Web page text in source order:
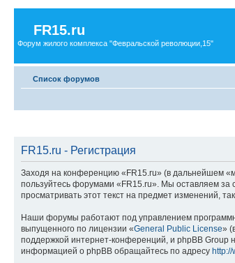
FR15.ru
Форум жилого комплекса "Февральской революции,15"
Список форумов
FR15.ru - Регистрация
Заходя на конференцию «FR15.ru» (в дальнейшем
пользуйтесь форумами «FR15.ru». Мы оставляем за
просматривать этот текст на предмет изменений,
Наши форумы работают под управлением
выпущенного по лицензии «General Public License»
поддержкой интернет-конференций, и phpBB Group
информацией о phpBB обращайтесь по адресу